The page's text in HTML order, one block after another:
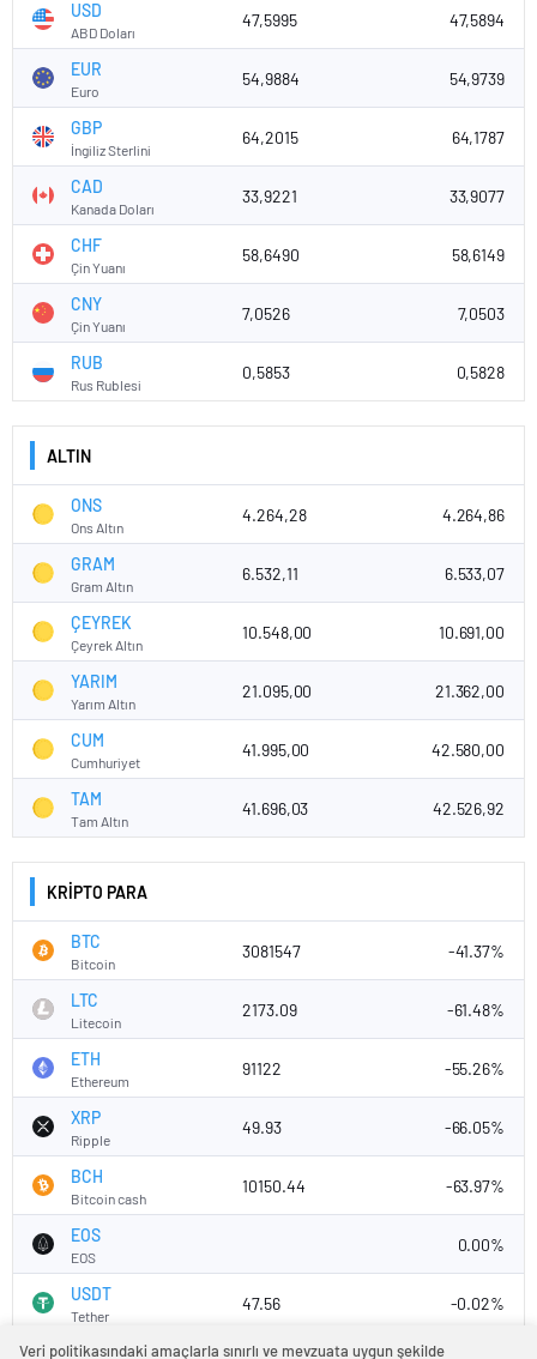
USD
ABD Doları
47,5995 47,5894
EUR
Euro
54,9884 54,9739
GBP
İngiliz Sterlini
64,2015 64,1787
CAD
Kanada Doları
33,9221 33,9077
CHF
Çin Yuanı
58,6490 58,6149
CNY
Çin Yuanı
7,0526 7,0503
RUB
Rus Rublesi
0,5853 0,5828
ALTIN
ONS
Ons Altın
4.264,28 4.264,86
GRAM
Gram Altın
6.532,11 6.533,07
ÇEYREK
Çeyrek Altın
10.548,00 10.691,00
YARIM
Yarım Altın
21.095,00 21.362,00
CUM
Cumhuriyet
41.995,00 42.580,00
TAM
Tam Altın
41.696,03 42.526,92
KRİPTO PARA
BTC
Bitcoin
3081547 -41.37%
LTC
Litecoin
2173.09 -61.48%
ETH
Ethereum
91122 -55.26%
XRP
Ripple
49.93 -66.05%
BCH
Bitcoin cash
10150.44 -63.97%
EOS
EOS
0.00%
USDT
Tether
47.56 -0.02%
Veri politikasındaki amaçlarla sınırlı ve mevzuata uygun şekilde